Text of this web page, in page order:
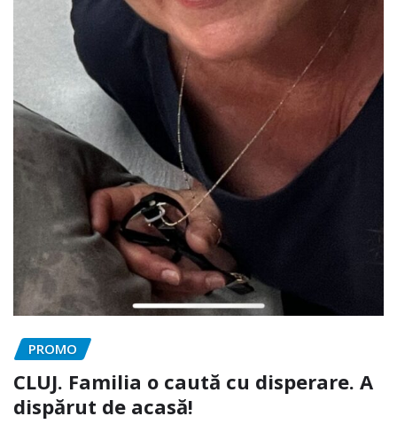
PROMO
CLUJ. Familia o caută cu disperare. A
dispărut de acasă!